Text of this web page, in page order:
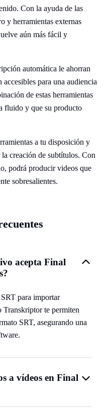
Con la ayuda de las
y herramientas externas
aún más fácil y
automática le ahorran
para una audiencia
de estas herramientas
fluido y que su producto
a tu disposición y
creación de subtítulos. Con
podrá producir videos que
sobresalientes.
acepta Final
para importar
Transkriptor te permiten
SRT, asegurando una
a vídeos en Final